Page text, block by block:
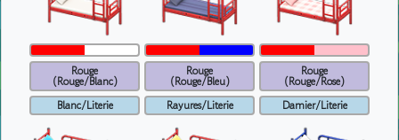
Rouge
(Rouge/Blanc)
Blanc/Literie
Rouge
(Rouge/Bleu)
Rayures/Literie
Rouge
(Rouge/Rose)
Damier/Literie